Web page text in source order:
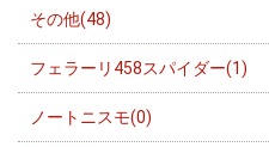
その他(48)
フェラーリ458スパイダー(1)
ノートニスモ(0)